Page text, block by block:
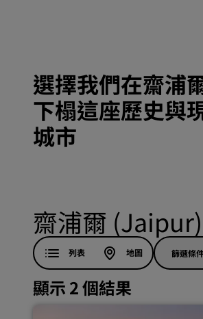
選擇我們在齋浦
下榻這座歷史與
城市
齋浦爾
列表 地圖 篩選條
顯示 2 個結果